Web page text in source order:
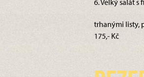
trhanými listy,
175,- Kč